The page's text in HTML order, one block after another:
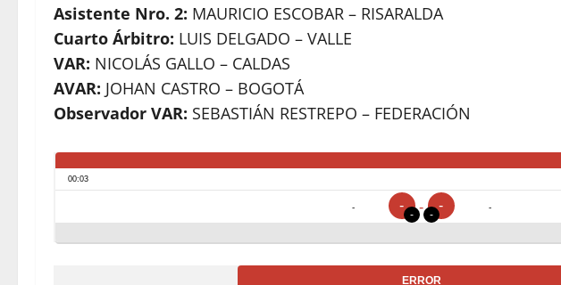
Asistente Nro. 2: MAURICIO ESCOBAR – RISARALDA
Cuarto Árbitro: LUIS DELGADO – VALLE
VAR: NICOLÁS GALLO – CALDAS
AVAR: JOHAN CASTRO – BOGOTÁ
Observador VAR: SEBASTIÁN RESTREPO – FEDERACIÓN